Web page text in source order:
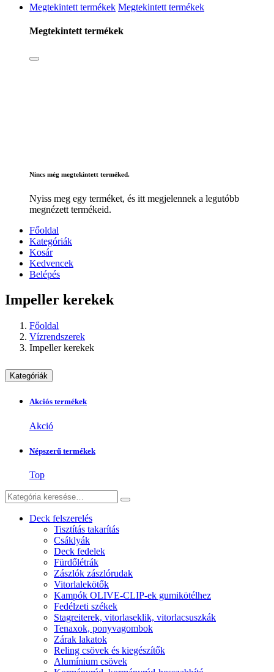
Megtekintett termékek Megtekintett termékek
Megtekintett termékek
Nincs még megtekintett terméked.
Nyiss meg egy terméket, és itt megjelennek a legutóbb
megnézett termékeid.
Főoldal
Kategóriák
Kosár
Kedvencek
Belépés
Impeller kerekek
Főoldal
Vízrendszerek
Impeller kerekek
Kategóriák
Akciós termékek
Akció
Népszerű termékek
Top
Deck felszerelés
Tisztítás takarítás
Csáklyák
Deck fedelek
Fürdőlétrák
Zászlók zászlórudak
Vitorlalekötők
Kampók OLIVE-CLIP-ek gumikötélhez
Fedélzeti székek
Stagreiterek, vitorlaseklik, vitorlacsuszkák
Tenaxok, ponyvagombok
Zárak lakatok
Reling csövek és kiegészítők
Alumínium csövek